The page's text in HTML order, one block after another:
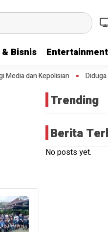
Bisnis Entertainment
dan Kepolisian Diduga
Trending
Berita
No posts yet.